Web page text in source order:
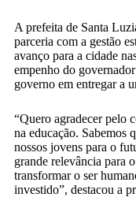
A prefeita de Santa
parceria com a gestão
avanço para a cidade
empenho do
governo em entregar a
“Quero agradecer pelo
na educação. Sabemos
nossos jovens para o
grande relevância para
transformar o ser
investido”, destacou a